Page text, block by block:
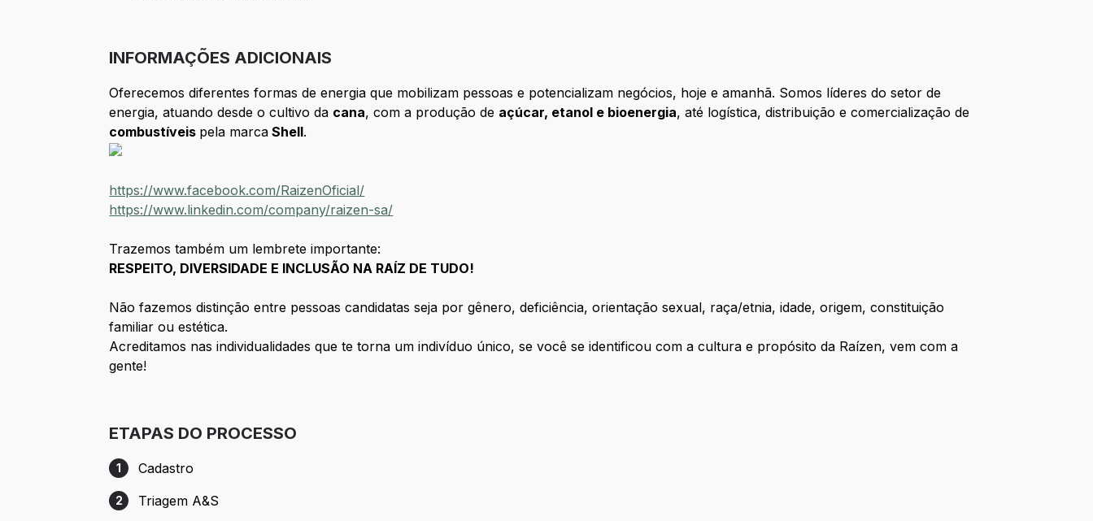
INFORMAÇÕES ADICIONAIS
Oferecemos diferentes formas de energia que mobilizam pessoas e potencializam negócios, hoje e amanhã. Somos líderes do setor de
energia, atuando desde o cultivo da cana, com a produção de açúcar, etanol e bioenergia, até logística, distribuição e comercialização de
combustíveis pela marca Shell.
https://www.facebook.com/RaizenOficial/
https://www.linkedin.com/company/raizen-sa/
Trazemos também um lembrete importante:
RESPEITO, DIVERSIDADE E INCLUSÃO NA RAÍZ DE TUDO!
Não fazemos distinção entre pessoas candidatas seja por gênero, deficiência, orientação sexual, raça/etnia, idade, origem, constituição
familiar ou estética.
Acreditamos nas individualidades que te torna um indivíduo único, se você se identificou com a cultura e propósito da Raízen, vem com a
gente!
ETAPAS DO PROCESSO
Etapa 1: Cadastro
1 Cadastro
Etapa 2: Triagem A&S
2 Triagem A&S